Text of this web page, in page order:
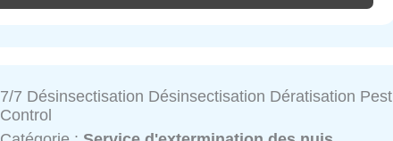
7/7 Désinsectisation Désinsectisation Dératisation Pest
Control